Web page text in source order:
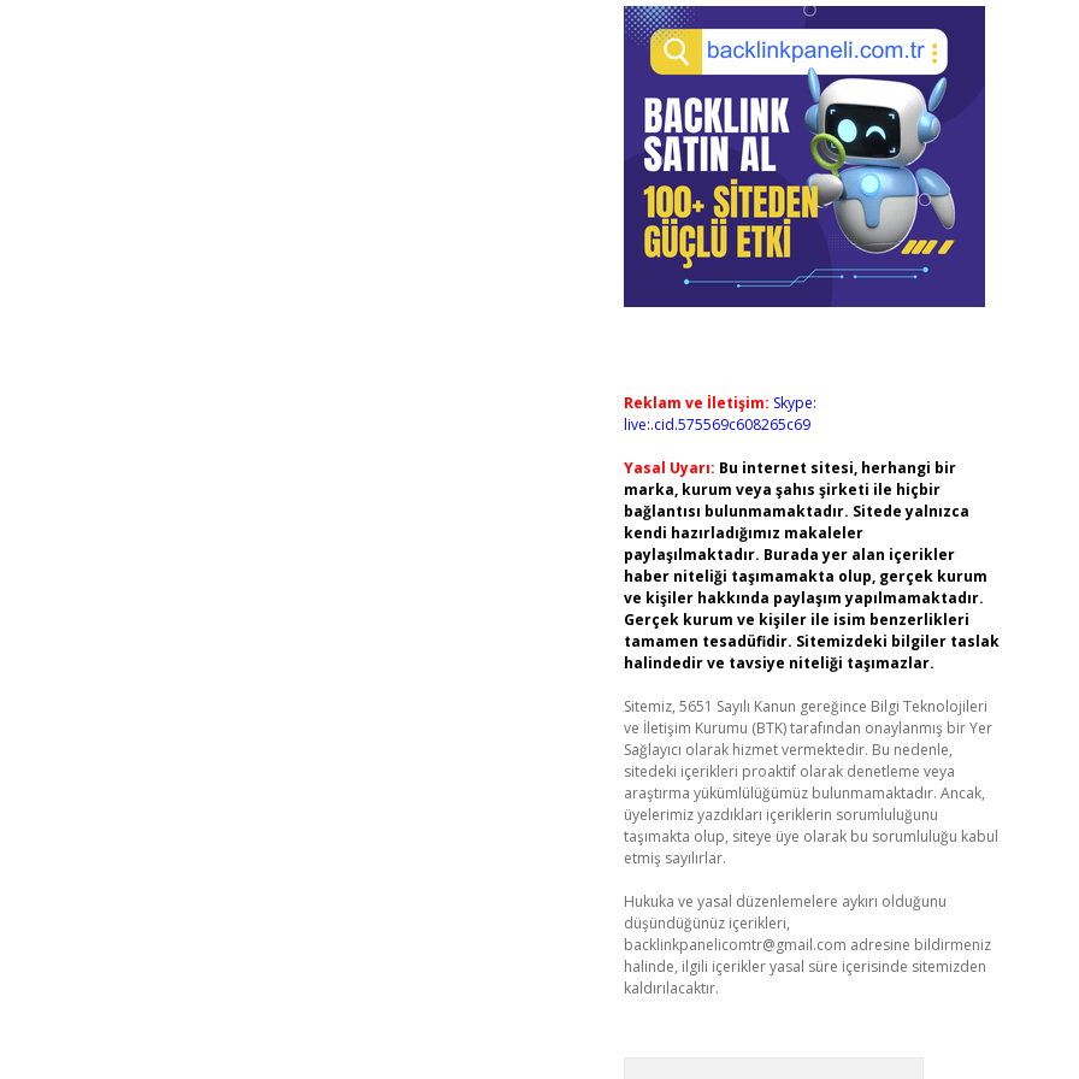
Reklam ve İletişim: Skype:
live:.cid.575569c608265c69
Yasal Uyarı: Bu internet sitesi, herhangi bir
marka, kurum veya şahıs şirketi ile hiçbir
bağlantısı bulunmamaktadır. Sitede yalnızca
kendi hazırladığımız makaleler
paylaşılmaktadır. Burada yer alan içerikler
haber niteliği taşımamakta olup, gerçek kurum
ve kişiler hakkında paylaşım yapılmamaktadır.
Gerçek kurum ve kişiler ile isim benzerlikleri
tamamen tesadüfidir. Sitemizdeki bilgiler taslak
halindedir ve tavsiye niteliği taşımazlar.
Sitemiz, 5651 Sayılı Kanun gereğince Bilgi Teknolojileri
ve İletişim Kurumu (BTK) tarafından onaylanmış bir Yer
Sağlayıcı olarak hizmet vermektedir. Bu nedenle,
sitedeki içerikleri proaktif olarak denetleme veya
araştırma yükümlülüğümüz bulunmamaktadır. Ancak,
üyelerimiz yazdıkları içeriklerin sorumluluğunu
taşımakta olup, siteye üye olarak bu sorumluluğu kabul
etmiş sayılırlar.
Hukuka ve yasal düzenlemelere aykırı olduğunu
düşündüğünüz içerikleri,
backlinkpanelicomtr@gmail.com adresine bildirmeniz
halinde, ilgili içerikler yasal süre içerisinde sitemizden
kaldırılacaktır.